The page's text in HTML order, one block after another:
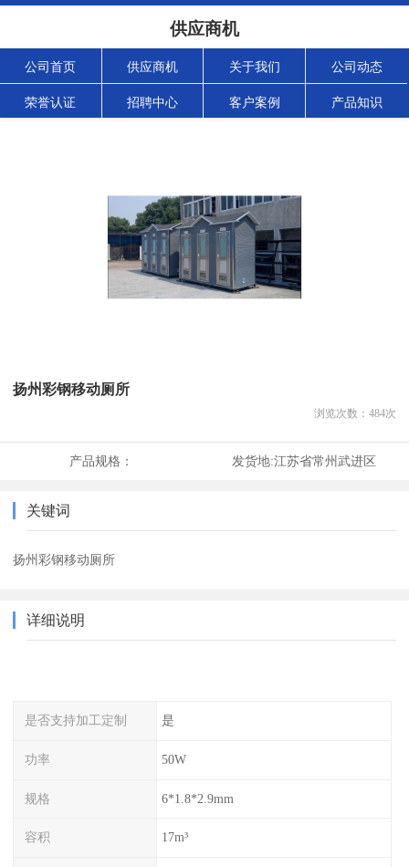
供应商机
公司首页 供应商机 关于我们 公司动态
荣誉认证 招聘中心 客户案例 产品知识
扬州彩钢移动厕所
浏览次数： 484次
产品规格： 发货地:江苏省常州武进区
关键词
扬州彩钢移动厕所
详细说明
是否支持加工定制 是
功率 50W
规格 6*1.8*2.9mm
容积 17m³